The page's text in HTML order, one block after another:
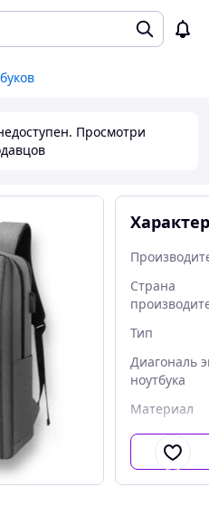
Просмотри
Страна
Тип
Диагональ
ноутбука
Материал